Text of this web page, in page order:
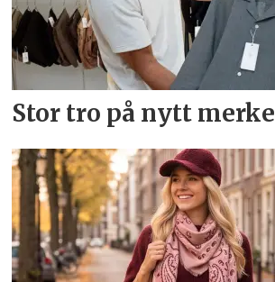
Stor tro på nytt merke